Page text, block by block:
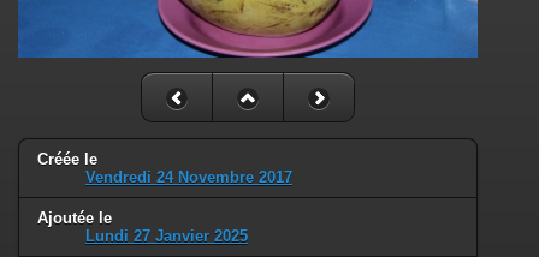
Créée le
Vendredi 24 Novembre 2017
Ajoutée le
Lundi 27 Janvier 2025